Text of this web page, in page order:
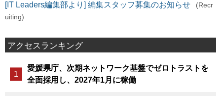
[IT Leaders編集部より] 編集スタッフ募集のお知らせ
(Recr
uiting)
アクセスランキング
愛媛県庁、次期ネットワーク基盤でゼロトラストを
全面採用し、2027年1月に稼働